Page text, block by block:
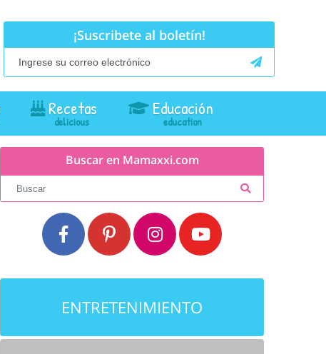
¡Suscribete al boletín!
Recetas Educación
Buscar en Mamaxxi.com
ENTRETENIMIENTO